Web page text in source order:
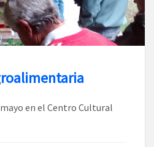
en el Centro Cultural